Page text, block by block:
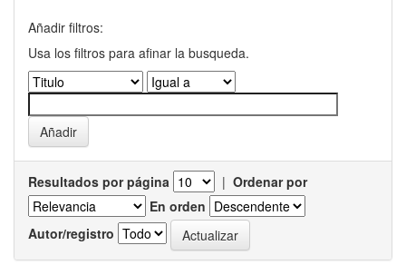
Añadir filtros:
Usa los filtros para afinar la busqueda.
Resultados por página | Ordenar por
En orden
Autor/registro